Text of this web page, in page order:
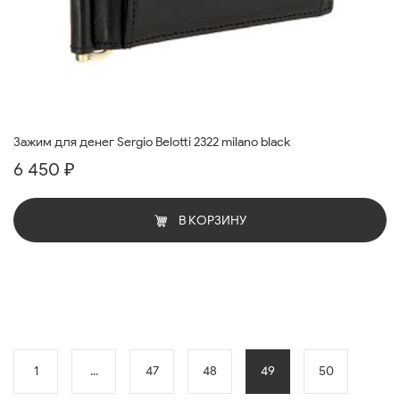
Зажим для денег Sergio Belotti 2322 milano black
6 450 ₽
В КОРЗИНУ
1 ... 47 48 49 50